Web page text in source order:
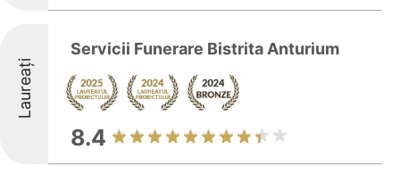
Laureați
Servicii Funerare Bistrita Anturium
8.4